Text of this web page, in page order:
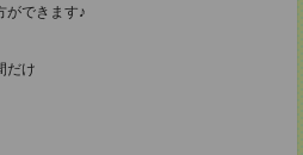
ができます♪
だけ